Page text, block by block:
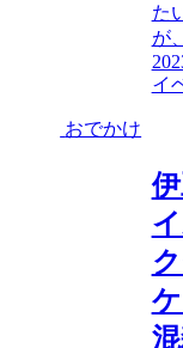
た
が
イ
おでかけ